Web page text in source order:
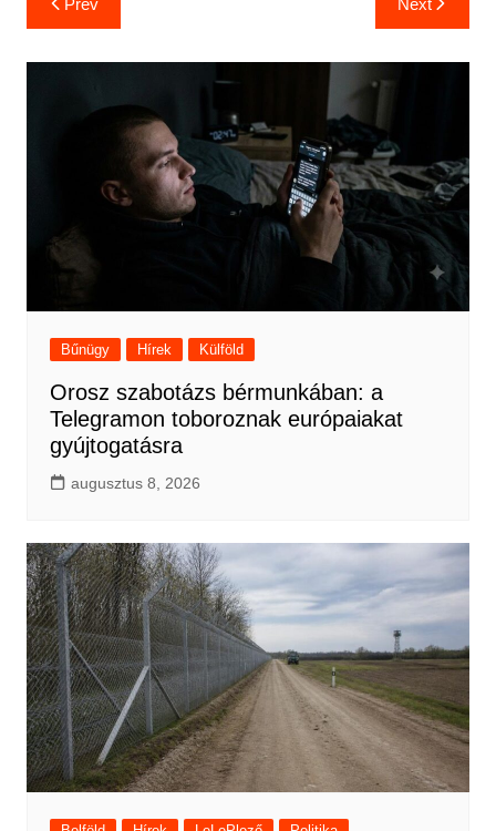
navigáció
Prev Next
Bűnügy Hírek Külföld
Orosz szabotázs bérmunkában: a
Telegramon toboroznak európaiakat
gyújtogatásra
augusztus 8, 2026